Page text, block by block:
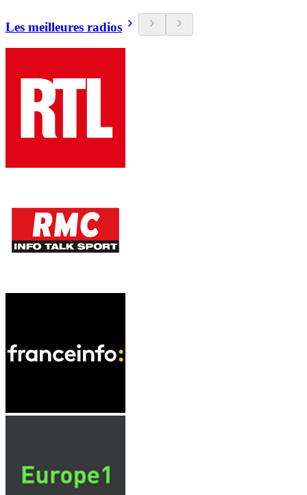
Les meilleures radios